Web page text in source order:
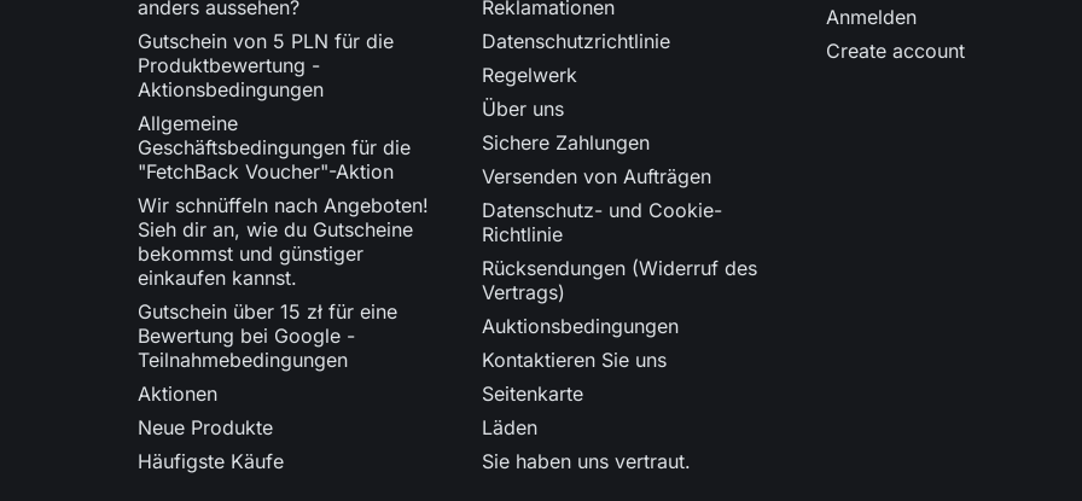
anders aussehen?
Gutschein von 5 PLN für die
Produktbewertung -
Aktionsbedingungen
Allgemeine
Geschäftsbedingungen für die
"FetchBack Voucher"-Aktion
Wir schnüffeln nach Angeboten!
Sieh dir an, wie du Gutscheine
bekommst und günstiger
einkaufen kannst.
Gutschein über 15 zł für eine
Bewertung bei Google -
Teilnahmebedingungen
Aktionen
Neue Produkte
Häufigste Käufe
Reklamationen
Datenschutzrichtlinie
Regelwerk
Über uns
Sichere Zahlungen
Versenden von Aufträgen
Datenschutz- und Cookie-
Richtlinie
Rücksendungen (Widerruf des
Vertrags)
Auktionsbedingungen
Kontaktieren Sie uns
Seitenkarte
Läden
Sie haben uns vertraut.
Anmelden
Create account